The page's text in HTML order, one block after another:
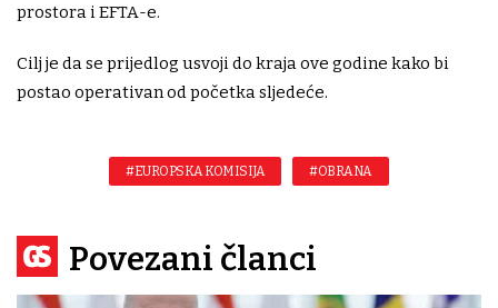
prostora i EFTA-e.
Cilj je da se prijedlog usvoji do kraja ove godine kako bi
postao operativan od početka sljedeće.
#EUROPSKA KOMISIJA #OBRANA
Povezani članci